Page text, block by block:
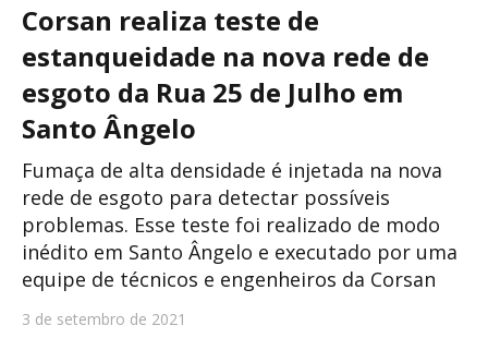
Corsan realiza teste de
estanqueidade na nova rede de
esgoto da Rua 25 de Julho em
Santo Ângelo
Fumaça de alta densidade é injetada na nova
rede de esgoto para detectar possíveis
problemas. Esse teste foi realizado de modo
inédito em Santo Ângelo e executado por uma
equipe de técnicos e engenheiros da Corsan
3 de setembro de 2021